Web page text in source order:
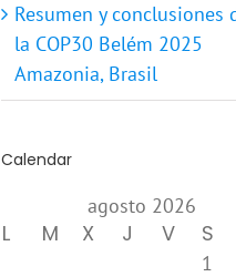
Resumen y conclusiones
la COP30 Belém 2025
Amazonia, Brasil
Calendar
agosto 2026
L M X J V S
1